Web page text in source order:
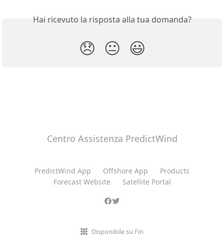
Hai ricevuto la risposta alla tua domanda?
😞 😐 😃
Centro Assistenza PredictWind
PredictWind App Offshore App
Products
Forecast Website
Satellite Portal
Disponibile su Fin